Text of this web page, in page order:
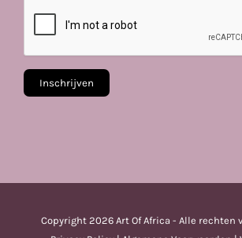
Copyright 2026 Art Of Africa - Alle rechten